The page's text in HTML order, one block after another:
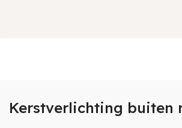
Kerstverlichting buiten